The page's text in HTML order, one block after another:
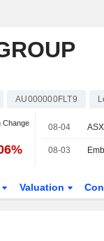
AU000000FLT9
Change 08-04
08-03
Valuation